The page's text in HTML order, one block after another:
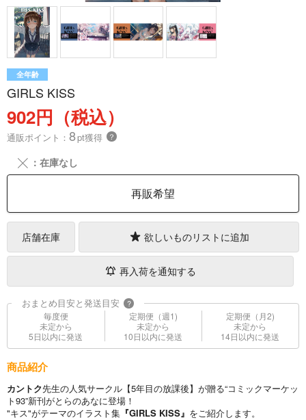
全年齢
GIRLS KISS
902円（税込）
通販ポイント： 8pt獲得 ？
╳ ：在庫なし
再販希望
店舗在庫 欲しいものリストに追加
再入荷を通知する
おまとめ目安と発送目安 ?
毎度便
未定から
5日以内に発送
定期便（週1)
未定から
10日以内に発送
定期便（月2)
未定から
14日以内に発送
商品紹介
カントク先生の人気サークル【5年目の放課後】が贈る“コミックマーケッ
ト93”新刊がとらのあなに登場！
"キス"がテーマのイラスト集 『GIRLS KISS』 をご紹介します。